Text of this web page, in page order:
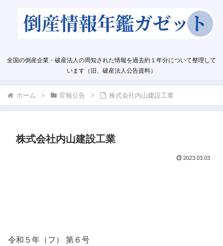
全国の倒産企業・破産法人の周知された情報を過去約１年分について整理して
います（旧、破産法人公告資料）
ホーム 官報公告 株式会社内山建設工業
株式会社内山建設工業
2023.03.03
令和５年（フ） 第６号